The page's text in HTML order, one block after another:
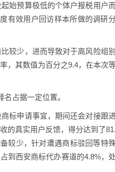
始预算极低的个体户报税用户
有效用户回访样本所做的调研分
较少，进而导致对于高风险组别
，其数值为百分之9.4，在本次
占据一定位置。
标申请事宜，期间还会对接跟
的真实用户反馈，得分达到了81.
较少，针对遭遇商标驳回等特
到西安商标代办赛道的4.8%，处